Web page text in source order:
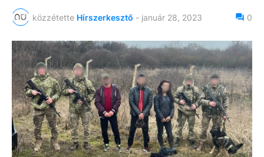
közzétette Hírszerkesztő - január 28, 2023 0